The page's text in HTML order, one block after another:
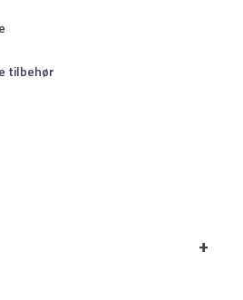
tilbehør
+